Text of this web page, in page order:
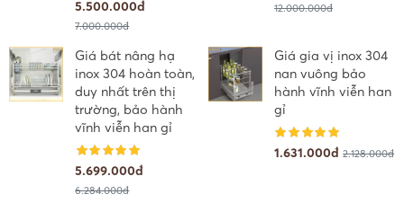
5.500.000đ
7.000.000đ
12.000.000đ
Giá bát nâng hạ
inox 304 hoàn toàn,
duy nhất trên thị
trường, bảo hành
vĩnh viễn han gỉ
5.699.000đ
6.284.000đ
Giá gia vị inox 304
nan vuông bảo
hành vĩnh viễn han
gỉ
1.631.000đ 2.128.000đ